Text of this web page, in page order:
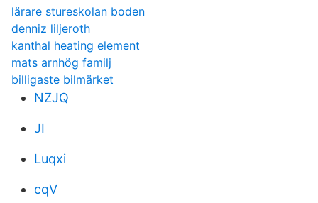
lärare stureskolan boden
denniz liljeroth
kanthal heating element
mats arnhög familj
billigaste bilmärket
NZJQ
JI
Luqxi
cqV